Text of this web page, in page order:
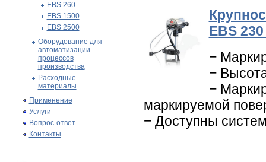
EBS 260
EBS 1500
EBS 2500
Оборудование для
автоматизации
процессов
производства
Расходные
материалы
Применение
Услуги
Вопрос-ответ
Контакты
EBS
−
−
−
маркируемой
− Доступны